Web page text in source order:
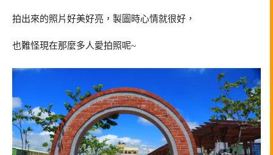
拍出來的照片好美好亮，製圖時心情就很好，
也難怪現在那麼多人愛拍照呢~